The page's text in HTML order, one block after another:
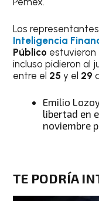
Los
Inteligencia
Público
incluso pidieron al
entre el 25y el 29
Emilio
libertad en
noviembre
TE PODRÍA